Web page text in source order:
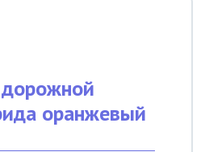
оранжевый